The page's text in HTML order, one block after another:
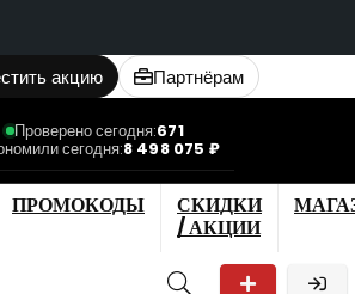
акцию Партнёрам
Проверено сегодня:671
сегодня:8 498 075 ₽
ПРОМОКОДЫ
СКИДКИ
/ АКЦИИ